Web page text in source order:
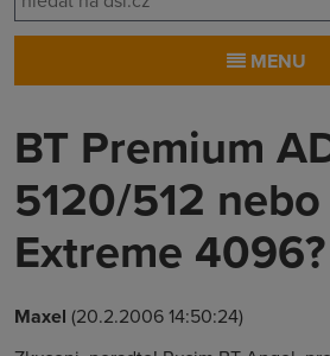
MENU
BT Premium
5120/512 nebo
Extreme 4096?
Maxel (20.2.2006 14:50:24)